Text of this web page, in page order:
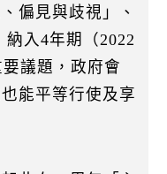
偏見與歧視」、
納入4年期（2022
議題，政府會
能平等行使及享